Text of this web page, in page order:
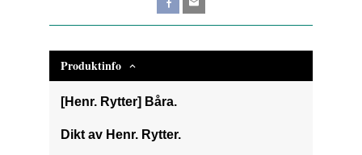
Produktinfo
[Henr. Rytter] Båra.
Dikt av Henr. Rytter.